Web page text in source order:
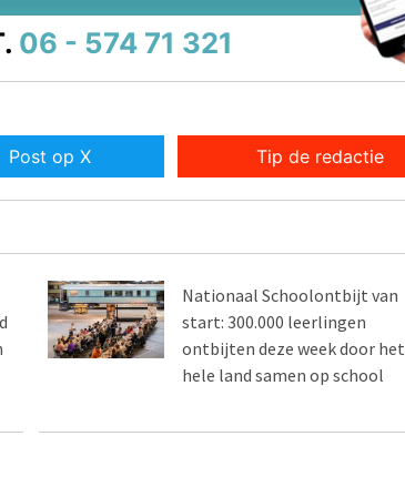
06 - 574 71 321
Post op X Tip de redactie
Nationaal Schoolontbijt van
start: 300.000 leerlingen
ontbijten deze week door het
hele land samen op school